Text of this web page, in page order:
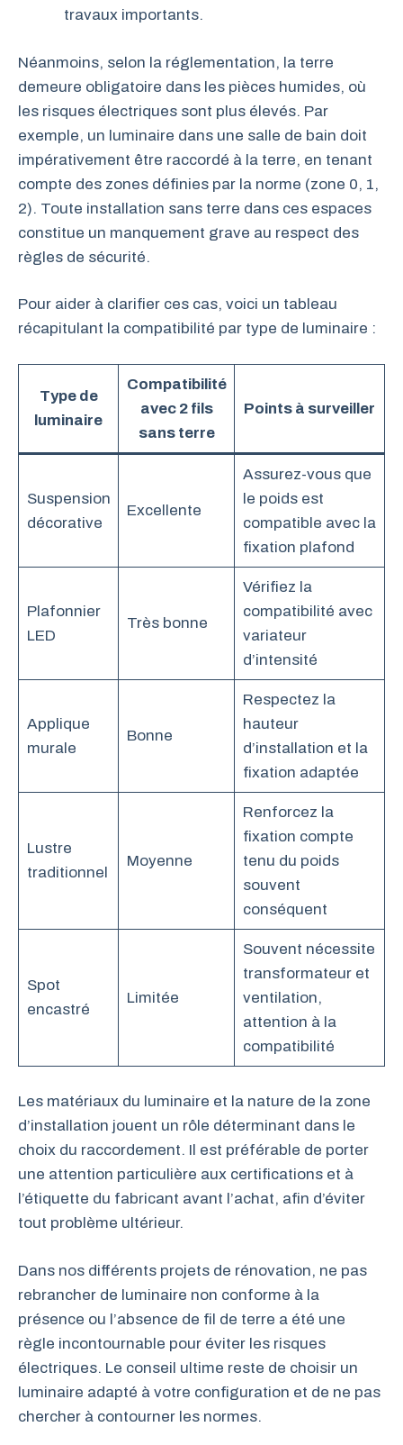
travaux importants.
Néanmoins, selon la réglementation, la terre
demeure obligatoire dans les pièces humides, où
les risques électriques sont plus élevés. Par
exemple, un luminaire dans une salle de bain doit
impérativement être raccordé à la terre, en tenant
compte des zones définies par la norme (zone 0, 1,
2). Toute installation sans terre dans ces espaces
constitue un manquement grave au respect des
règles de sécurité.
Pour aider à clarifier ces cas, voici un tableau
récapitulant la compatibilité par type de luminaire :
Type de
luminaire
Compatibilité
avec 2 fils
sans terre
Points à surveiller
Suspension
décorative
Excellente
Assurez-vous que
le poids est
compatible avec la
fixation plafond
Plafonnier
LED
Très bonne
Vérifiez la
compatibilité avec
variateur
d’intensité
Applique
murale
Bonne
Respectez la
hauteur
d’installation et la
fixation adaptée
Lustre
traditionnel
Moyenne
Renforcez la
fixation compte
tenu du poids
souvent
conséquent
Spot
encastré
Limitée
Souvent nécessite
transformateur et
ventilation,
attention à la
compatibilité
Les matériaux du luminaire et la nature de la zone
d’installation jouent un rôle déterminant dans le
choix du raccordement. Il est préférable de porter
une attention particulière aux certifications et à
l’étiquette du fabricant avant l’achat, afin d’éviter
tout problème ultérieur.
Dans nos différents projets de rénovation, ne pas
rebrancher de luminaire non conforme à la
présence ou l’absence de fil de terre a été une
règle incontournable pour éviter les risques
électriques. Le conseil ultime reste de choisir un
luminaire adapté à votre configuration et de ne pas
chercher à contourner les normes.